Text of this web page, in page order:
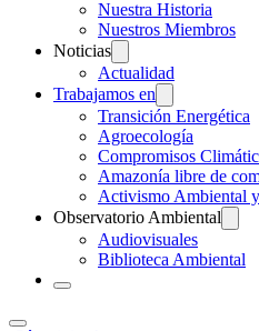
Nuestra Historia
Nuestros Miembros
Noticias
Actualidad
Trabajamos en
Transición Energética
Agroecología
Compromisos
Amazonía libre de
Activismo Ambiental
Observatorio Ambiental
Audiovisuales
Biblioteca Ambiental